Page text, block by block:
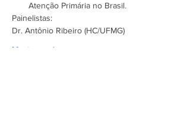
Atenção Primária no Brasil.
Painelistas:
Dr. Antônio Ribeiro (HC/UFMG)
Mostrar mais